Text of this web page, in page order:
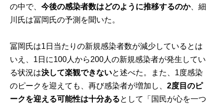
の中で、今後の感染者数はどのように推移するのか、細
川氏は冨岡氏の予測を聞いた。
冨岡氏は1日当たりの新規感染者数が減少しているとは
いえ、1日に100人から200人の新規感染者が発生してい
る状況は決して楽観できないと述べた。また、1度感染
のピークを迎えても、再び感染者が増加し、2度目のピ
ークを迎える可能性は十分あるとして「国民が心を一つ